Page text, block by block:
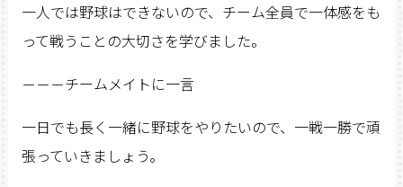
一人では野球はできないので、チーム全員で一体感をも
って戦うことの大切さを学びました。
－－－チームメイトに一言
一日でも長く一緒に野球をやりたいので、一戦一勝で頑
張っていきましょう。